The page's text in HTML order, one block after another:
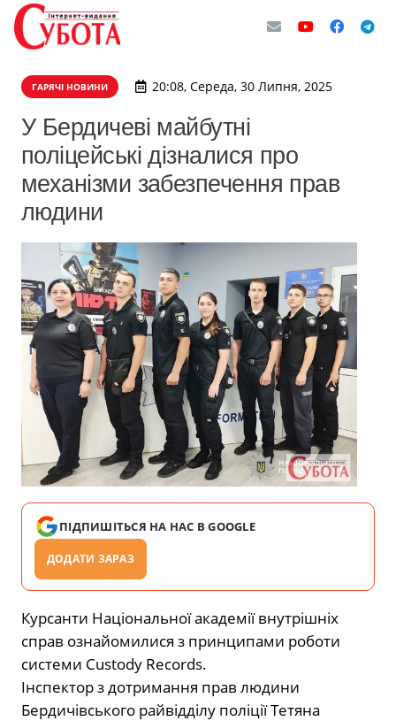
ГАРЯЧІ НОВИНИ 20:08, Середа, 30 Липня, 2025
У Бердичеві майбутні
поліцейські дізналися про
механізми забезпечення прав
людини
ПІДПИШІТЬСЯ НА НАС В GOOGLE
ДОДАТИ ЗАРАЗ
Курсанти Національної академії внутрішніх
справ ознайомилися з принципами роботи
системи Custody Records.
Інспектор з дотримання прав людини
Бердичівського райвідділу поліції Тетяна